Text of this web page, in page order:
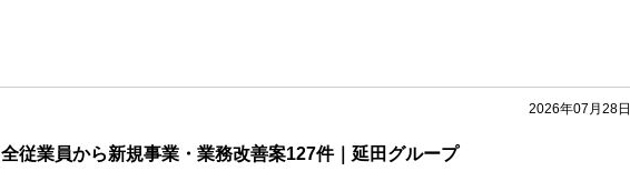
2026年07月28日
全従業員から新規事業・業務改善案127件｜延田グループ